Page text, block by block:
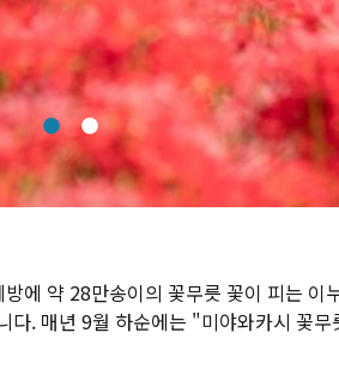
에 약 28만송이의 꽃무릇 꽃이 피는
. 매년 9월 하순에는 "미야와카시 꽃